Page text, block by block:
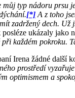
typ nádoru
[*] A z toho
zadržený dech.
ukázaly jako
každém pokroku.
Irena žádné
prostředí
a